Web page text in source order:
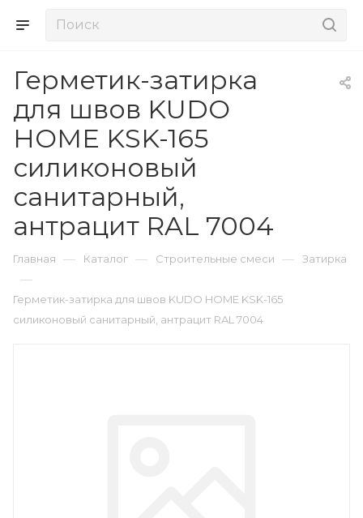
Герметик-затирка
для швов KUDO
HOME KSK-165
силиконовый
санитарный,
антрацит RAL 7004
Главная — Каталог — Строительные смеси — Затирка
—
Герметик-затирка для швов KUDO HOME KSK-165
силиконовый санитарный, антрацит RAL 7004